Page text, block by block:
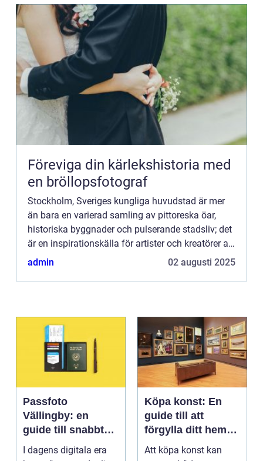
Föreviga din kärlekshistoria med
en bröllopsfotograf
Stockholm, Sveriges kungliga huvudstad är mer
än bara en varierad samling av pittoreska öar,
historiska byggnader och pulserande stadsliv; det
är en inspirationskälla för artister och kreatörer av
alla slag. I synne...
admin 02 augusti 2025
Passfoto
Vällingby: en
guide till snabbt
och smidigt foto
I dagens digitala era
Köpa konst: En
guide till att
förgylla ditt hem
med unik skönhet
Att köpa konst kan